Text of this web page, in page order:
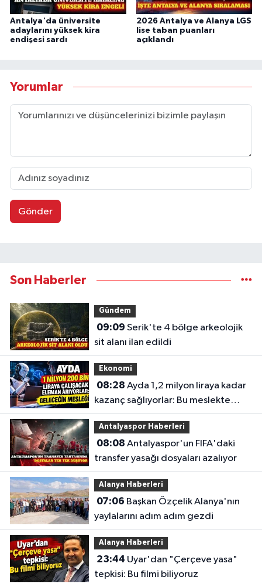
Antalya'da üniversite
adaylarını yüksek kira
endişesi sardı
2026 Antalya ve Alanya LGS
lise taban puanları
açıklandı
Yorumlar
Gönder
Son Haberler
Gündem
09:09
sit alanı ilan edildi
Ekonomi
08:28
kazanç sağlıyorlar: Bu meslekte
eleman açığı büyüyor
Antalyaspor Haberleri
08:08
transfer yasağı dosyaları azalıyor
Alanya Haberleri
07:06
yaylalarını adım adım gezdi
Alanya Haberleri
23:44
tepkisi: Bu filmi biliyoruz